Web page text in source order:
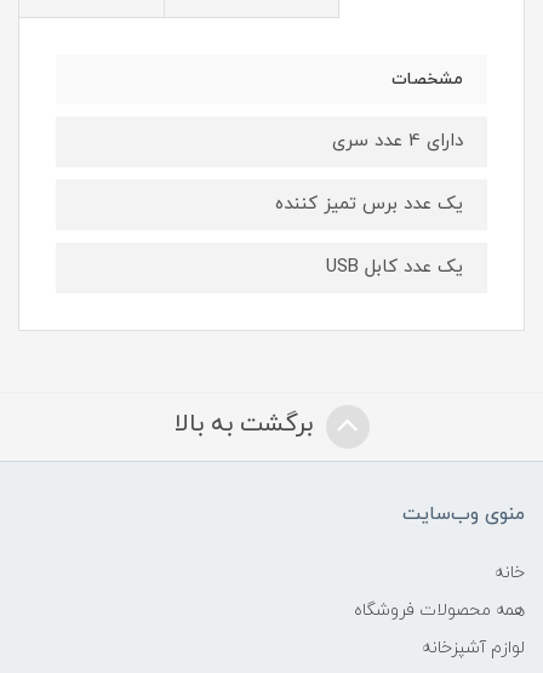
مشخصات
دارای 4 عدد سری
یک عدد برس تمیز کننده
یک عدد کابل USB
برگشت به بالا
منوی وب‌سایت
خانه
همه محصولات فروشگاه
لوازم آشپزخانه